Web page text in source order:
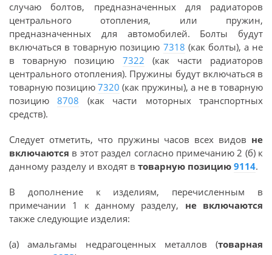
случаю болтов, предназначенных для радиаторов
центрального отопления, или пружин,
предназначенных для автомобилей. Болты будут
включаться в товарную позицию 7318 (как болты), а не
в товарную позицию 7322 (как части радиаторов
центрального отопления). Пружины будут включаться в
товарную позицию 7320 (как пружины), а не в товарную
позицию8708 (как части моторных транспортных
средств).
Следует отметить, что пружины часов всех видов не
включаются в этот раздел согласно примечанию 2 (б) к
данному разделу и входят в товарную позицию 9114.
В дополнение к изделиям, перечисленным в
примечании 1 к данному разделу, не включаются
также следующие изделия:
(а) амальгамы недрагоценных металлов (товарная